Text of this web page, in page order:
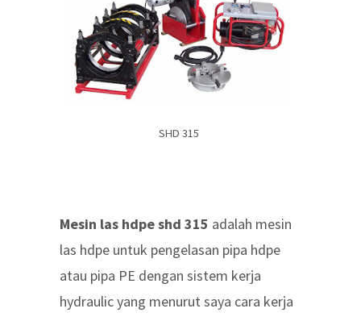
SHD 315
Mesin las hdpe shd 315 adalah mesin
las hdpe untuk pengelasan pipa hdpe
atau pipa PE dengan sistem kerja
hydraulic yang menurut saya cara kerja